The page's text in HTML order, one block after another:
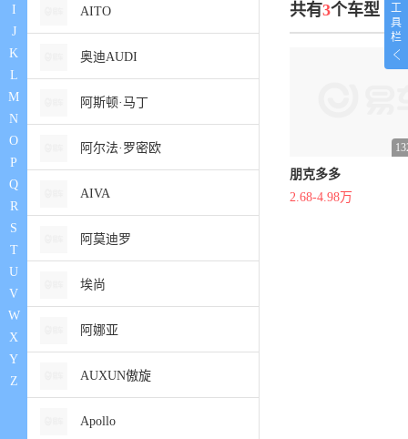
I
J
K
L
M
N
O
P
Q
R
S
T
U
V
W
X
Y
Z
AITO
奥迪AUDI
阿斯顿·马丁
阿尔法·罗密欧
AIVA
阿莫迪罗
埃尚
阿娜亚
AUXUN傲旋
Apollo
共有3个车型
朋克多多
2.68-4.98万
工
具
栏